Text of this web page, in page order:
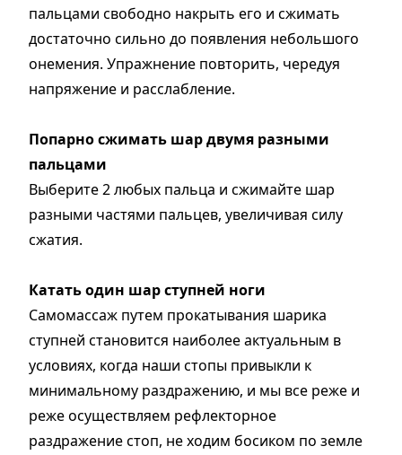
пальцами свободно накрыть его и сжимать
достаточно сильно до появления небольшого
онемения. Упражнение повторить, чередуя
напряжение и расслабление.
Попарно сжимать шар двумя разными
пальцами
Выберите 2 любых пальца и сжимайте шар
разными частями пальцев, увеличивая силу
сжатия.
Катать один шар ступней ноги
Самомассаж путем прокатывания шарика
ступней становится наиболее актуальным в
условиях, когда наши стопы привыкли к
минимальному раздражению, и мы все реже и
реже осуществляем рефлекторное
раздражение стоп, не ходим босиком по земле